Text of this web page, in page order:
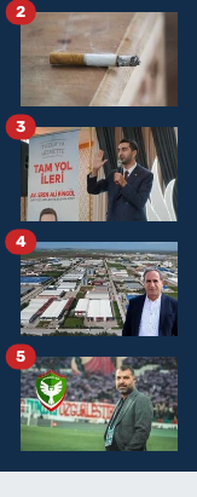
2
3
4
5